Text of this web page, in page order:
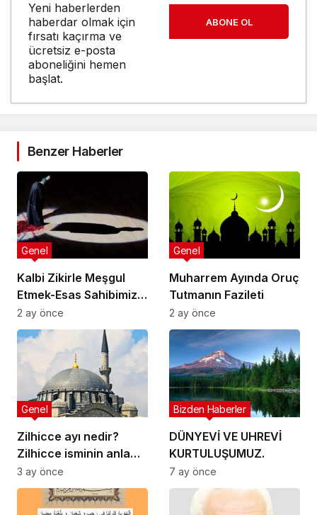
Yeni haberlerden
haberdar olmak için
fırsatı kaçırma ve
ücretsiz e-posta
aboneliğini hemen
başlat.
ABONE OL
Benzer Haberler
Kalbi Zikirle Meşgul
Etmek-Esas Sahibimiz
kim? Video
Genel
2 ay önce
Muharrem Ayında Oruç
Tutmanın Fazileti
Genel
2 ay önce
Zilhicce ayı nedir?
Zilhicce isminin anlamı
nedir? Zilhicce ayının
önemi ve fazileti ile ilgili
ayet ve hadisler neler?
Genel
3 ay önce
DÜNYEVİ VE UHREVİ
KURTULUŞUMUZ.
Bizden Haberler
7 ay önce